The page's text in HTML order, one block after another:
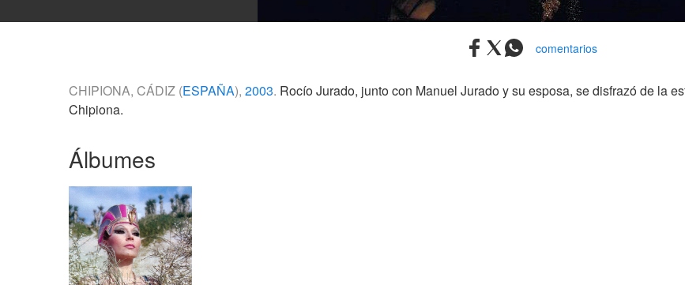
comentarios
CHIPIONA, CÁDIZ (ESPAÑA), 2003. Rocío Jurado, junto con Manuel Jurado y su esposa, se disfrazó de la
Chipiona.
Álbumes